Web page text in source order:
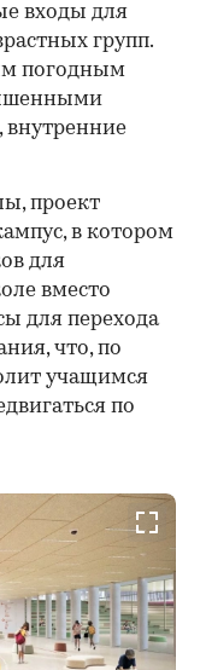
входы для
групп.
погодным
проект
в котором
для
вместо
для перехода
что, по
учащимся
по